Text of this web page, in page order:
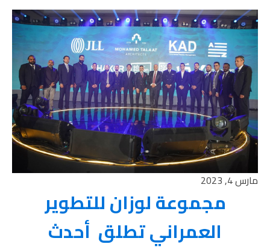
مارس 4, 2023
مجموعة لوزان للتطوير
العمراني تطلق أحدث